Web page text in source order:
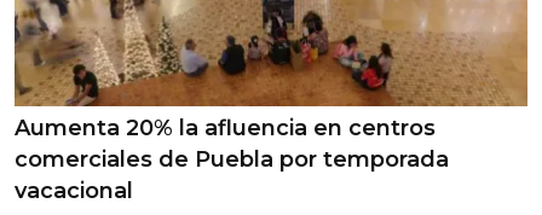
Aumenta 20% la afluencia en centros
comerciales de Puebla por temporada
vacacional